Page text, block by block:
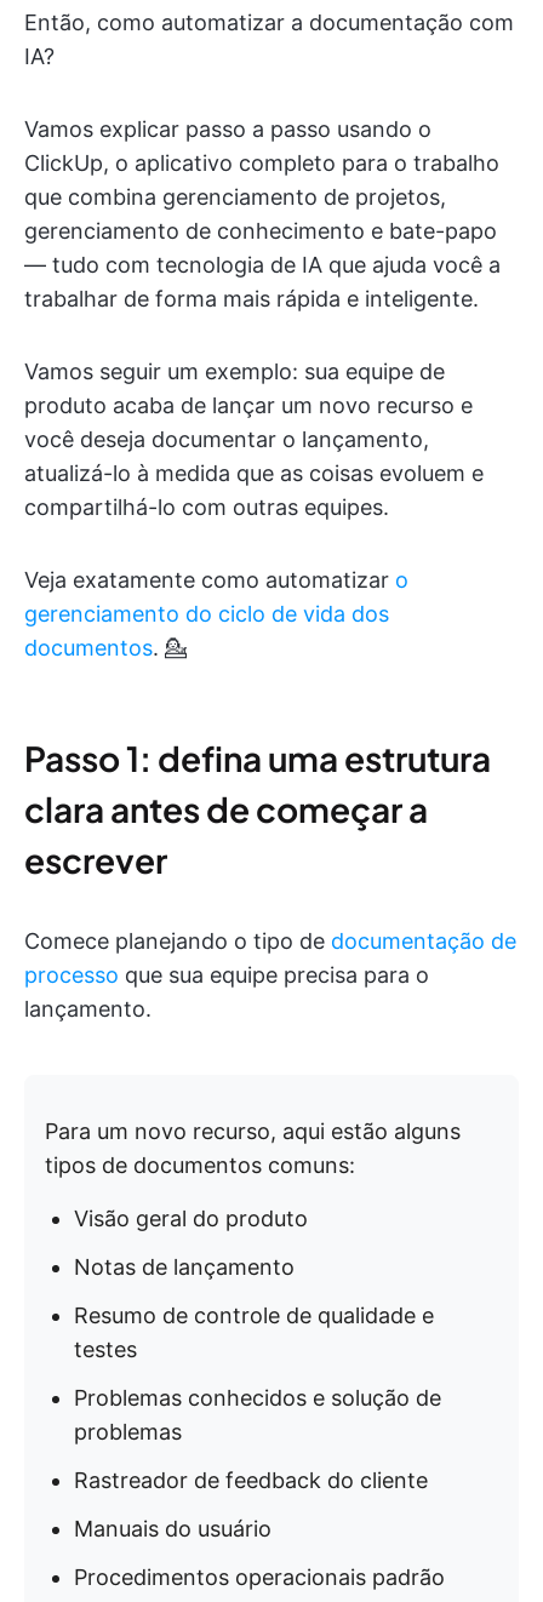
Então, como automatizar a documentação com
IA?
Vamos explicar passo a passo usando o
ClickUp, o aplicativo completo para o trabalho
que combina gerenciamento de projetos,
gerenciamento de conhecimento e bate-papo
— tudo com tecnologia de IA que ajuda você a
trabalhar de forma mais rápida e inteligente.
Vamos seguir um exemplo: sua equipe de
produto acaba de lançar um novo recurso e
você deseja documentar o lançamento,
atualizá-lo à medida que as coisas evoluem e
compartilhá-lo com outras equipes.
Veja exatamente como automatizar o
gerenciamento do ciclo de vida dos
documentos. 💁
Passo 1: defina uma estrutura
clara antes de começar a
escrever
Comece planejando o tipo de documentação de
processo que sua equipe precisa para o
lançamento.
Para um novo recurso, aqui estão alguns
tipos de documentos comuns:
Visão geral do produto
Notas de lançamento
Resumo de controle de qualidade e
testes
Problemas conhecidos e solução de
problemas
Rastreador de feedback do cliente
Manuais do usuário
Procedimentos operacionais padrão